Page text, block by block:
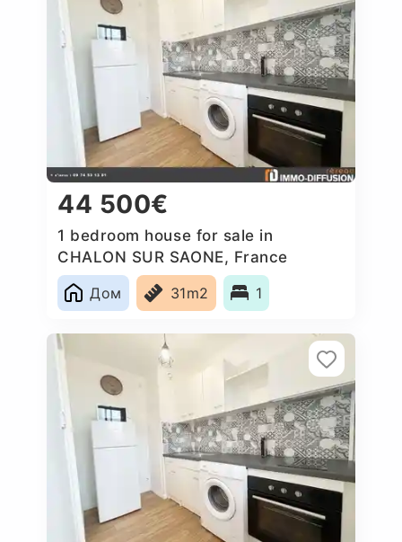
44 500€
1 bedroom house for sale in
CHALON SUR SAONE, France
Дом
31m2 1